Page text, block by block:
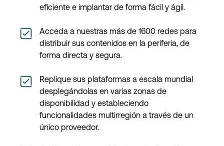
eficiente e implantar de forma fácil y ágil.
Acceda a nuestras más de 1600 redes para
distribuir sus contenidos en la periferia, de
forma directa y segura.
Replique sus plataformas a escala mundial
desplegándolas en varias zonas de
disponibilidad y estableciendo
funcionalidades multirregión a través de un
único proveedor.